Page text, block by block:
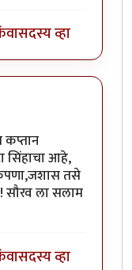
सदस्य व्हा
कप्तान
सिंहाचा आहे,
तसे
! सौरव ला सलाम
सदस्य व्हा